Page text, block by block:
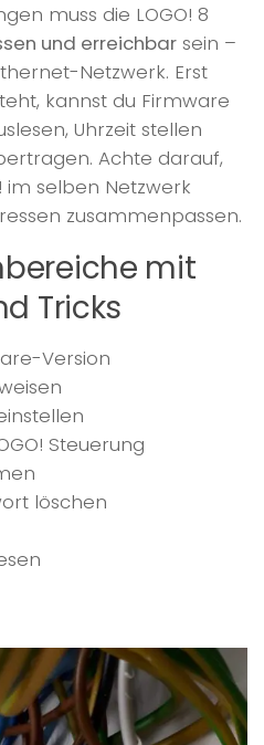
muss die LOGO! 8
und erreichbar sein –
Netzwerk. Erst
kannst du Firmware
Uhrzeit stellen
Achte darauf,
im selben Netzwerk
zusammenpassen.
mit
Tricks
Version
Steuerung
löschen